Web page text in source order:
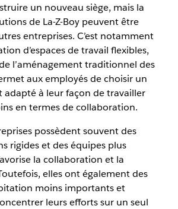
un nouveau siège, mais la
de La-Z-Boy peuvent être
entreprises. C’est notamment
d’espaces de travail flexibles,
l’aménagement traditionnel des
aux employés de choisir un
à leur façon de travailler
en termes de collaboration.
possèdent souvent des
rigides et des équipes plus
la collaboration et la
elles ont également des
moins importants et
leurs efforts sur un seul